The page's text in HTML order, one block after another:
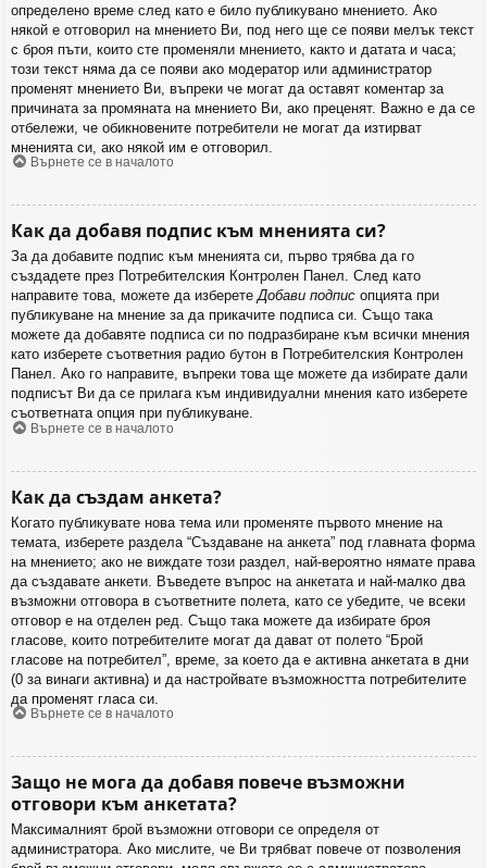
определено време след като е било публикувано мнението. Ако
някой е отговорил на мнението Ви, под него ще се появи мелък текст
с броя пъти, които сте променяли мнението, както и датата и часа;
този текст няма да се появи ако модератор или администратор
променят мнението Ви, въпреки че могат да оставят коментар за
причината за промяната на мнението Ви, ако преценят. Важно е да се
отбележи, че обикновените потребители не могат да изтирват
мненията си, ако някой им е отговорил.
Върнете се в началото
Как да добавя подпис към мненията си?
За да добавите подпис към мненията си, първо трябва да го
създадете през Потребителския Контролен Панел. След като
направите това, можете да изберетеДобави подпис опцията при
публикуване на мнение за да прикачите подписа си. Също така
можете да добавяте подписа си по подразбиране към всички мнения
като изберете съответния радио бутон в Потребителския Контролен
Панел. Ако го направите, въпреки това ще можете да избирате дали
подписът Ви да се прилага към индивидуални мнения като изберете
съответната опция при публикуване.
Върнете се в началото
Как да създам анкета?
Когато публикувате нова тема или променяте първото мнение на
темата, изберете раздела “Създаване на анкета” под главната форма
на мнението; ако не виждате този раздел, най-вероятно нямате права
да създавате анкети. Въведете въпрос на анкетата и най-малко два
възможни отговора в съответните полета, като се убедите, че всеки
отговор е на отделен ред. Също така можете да избирате броя
гласове, които потребителите могат да дават от полето “Брой
гласове на потребител”, време, за което да е активна анкетата в дни
(0 за винаги активна) и да настройвате възможността потребителите
да променят гласа си.
Върнете се в началото
Защо не мога да добавя повече възможни
отговори към анкетата?
Максималният брой възможни отговори се определя от
администратора. Ако мислите, че Ви трябват повече от позволения